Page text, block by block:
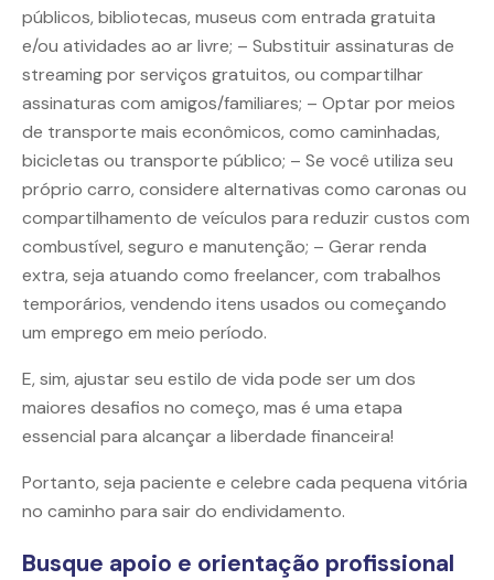
públicos, bibliotecas, museus com entrada gratuita
e/ou atividades ao ar livre; – Substituir assinaturas de
streaming por serviços gratuitos, ou compartilhar
assinaturas com amigos/familiares; – Optar por meios
de transporte mais econômicos, como caminhadas,
bicicletas ou transporte público; – Se você utiliza seu
próprio carro, considere alternativas como caronas ou
compartilhamento de veículos para reduzir custos com
combustível, seguro e manutenção; – Gerar renda
extra, seja atuando como freelancer, com trabalhos
temporários, vendendo itens usados ou começando
um emprego em meio período.
E, sim, ajustar seu estilo de vida pode ser um dos
maiores desafios no começo, mas é uma etapa
essencial para alcançar a liberdade financeira!
Portanto, seja paciente e celebre cada pequena vitória
no caminho para sair do endividamento.
Busque apoio e orientação profissional